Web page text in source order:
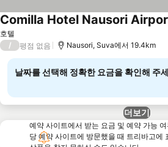
호텔
Comilla Hotel Nausori
/ 평점 없음 Nausori, Suva에서 19.4km
날짜를 선택해 정확한 요금을 확인해 주
더보기
예약 사이트에서 받는 요금 및 예약 가능
당 예약 사이트에 방문했을 때 트리바고에